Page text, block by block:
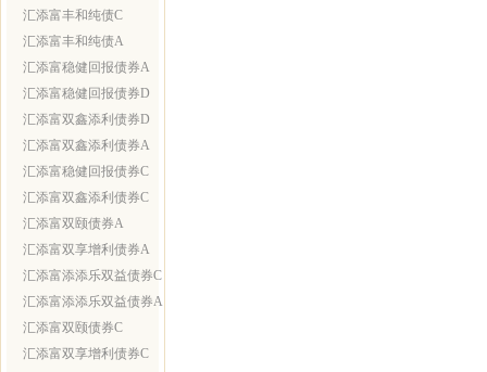
汇添富丰和纯债C
汇添富丰和纯债A
汇添富稳健回报债券A
汇添富稳健回报债券D
汇添富双鑫添利债券D
汇添富双鑫添利债券A
汇添富稳健回报债券C
汇添富双鑫添利债券C
汇添富双颐债券A
汇添富双享增利债券A
汇添富添添乐双益债券C
汇添富添添乐双益债券A
汇添富双颐债券C
汇添富双享增利债券C